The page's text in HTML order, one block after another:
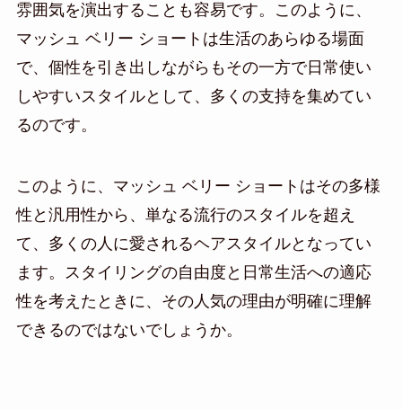
雰囲気を演出することも容易です。このように、
マッシュ ベリー ショートは生活のあらゆる場面
で、個性を引き出しながらもその一方で日常使い
しやすいスタイルとして、多くの支持を集めてい
るのです。
このように、マッシュ ベリー ショートはその多様
性と汎用性から、単なる流行のスタイルを超え
て、多くの人に愛されるヘアスタイルとなってい
ます。スタイリングの自由度と日常生活への適応
性を考えたときに、その人気の理由が明確に理解
できるのではないでしょうか。